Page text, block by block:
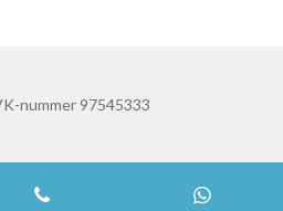
nummer 97545333